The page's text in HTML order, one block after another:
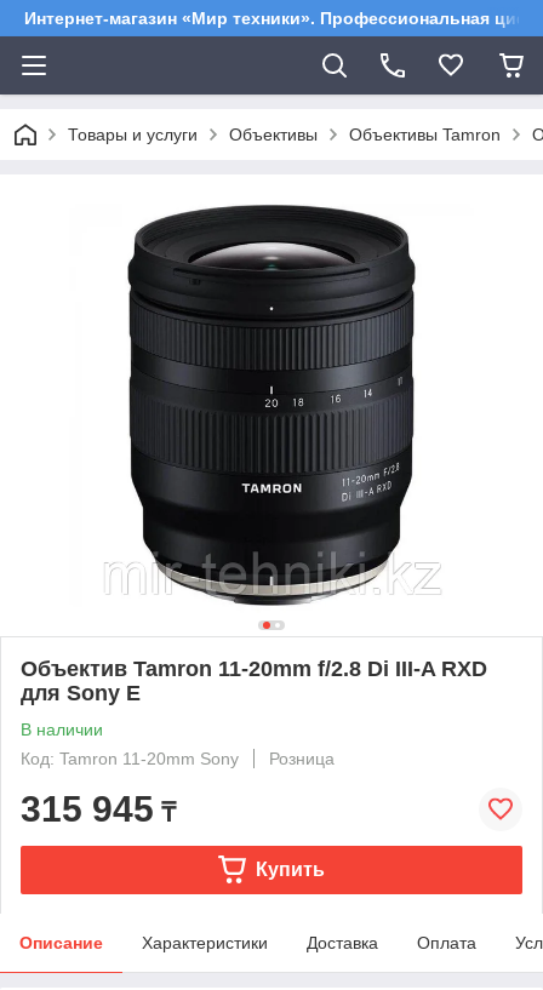
Интернет-магазин «Мир техники». Профессиональная
Товары и услуги Объективы Объективы Tamron
Объектив Tamron 11-20mm f/2.8 Di III-A RXD
для Sony E
В наличии
Код: Tamron 11-20mm Sony
Розница
315 945 ₸
Купить
Описание Характеристики Доставка Оплата